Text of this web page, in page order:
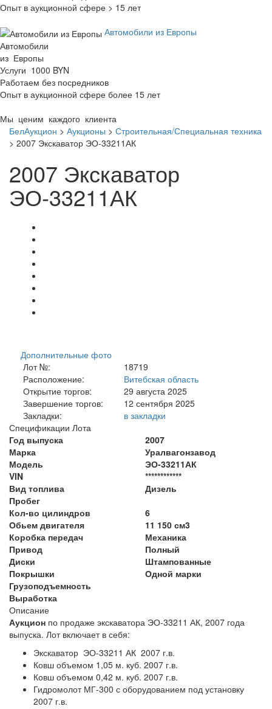
Опыт в аукционной сфере > 15 лет
Автомобили из Европы
Автомобили
из Европы
Услуги 1000 BYN
Работаем без посредников
Опыт в аукционной сфере более 15 лет
Мы ценим каждого клиента
БелАукцион > Аукционы > Строительная/Специальная техника
> 2007 Экскаватор ЭО-33211АК
2007 Экскаватор
ЭО-33211АК
Дополнительные фото
Лот №:
18719
Расположение:
Витебская область
Открытие торгов:
29 августа 2025
Завершение торгов:
12 сентября 2025
Закладки:
в закладки
Спецификации Лота
Год выпуска
2007
Марка
Уралвагонзавод
Модель
ЭО-33211АК
VIN
************
Вид топлива
Дизель
Пробег
Кол-во цилиндров
6
Обьем двигателя
11 150 см3
Коробка передач
Механика
Привод
Полный
Диски
Штампованные
Покрышки
Одной марки
Грузоподъемность
Выработка
Описание
Аукцион по продаже экскаватора ЭО-33211 АК, 2007 года
выпуска. Лот включает в себя:
Экскаватор ЭО-33211 АК 2007 г.в.
Ковш объемом 1,05 м. куб. 2007 г.в.
Ковш объемом 0,42 м. куб. 2007 г.в.
Гидромолот МГ-300 с оборудованием под установку
2007 г.в.